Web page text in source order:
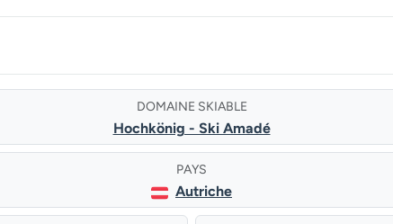
DOMAINE SKIABLE
Hochkönig - Ski Amadé
PAYS
Autriche